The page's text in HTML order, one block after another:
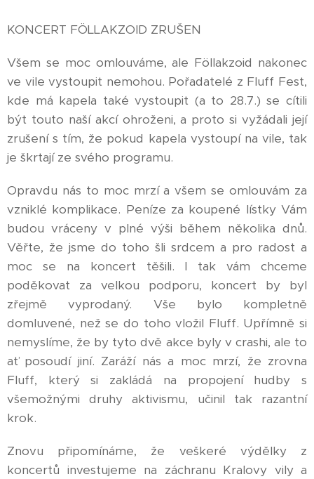
KONCERT FÖLLAKZOID ZRUŠEN ️
Všem se moc omlouváme, ale Föllakzoid nakonec
ve vile vystoupit nemohou. Pořadatelé z Fluff Fest,
kde má kapela také vystoupit (a to 28.7.) se cítili
být touto naší akcí ohroženi, a proto si vyžádali její
zrušení s tím, že pokud kapela vystoupí na vile, tak
je škrtají ze svého programu.
Opravdu nás to moc mrzí a všem se omlouvám za
vzniklé komplikace. Peníze za koupené lístky Vám
budou vráceny v plné výši během několika dnů.
Věřte, že jsme do toho šli srdcem a pro radost a
moc se na koncert těšili. I tak vám chceme
poděkovat za velkou podporu, koncert by byl
zřejmě vyprodaný. Vše bylo kompletně
domluvené, než se do toho vložil Fluff. Upřímně si
nemyslíme, že by tyto dvě akce byly v crashi, ale to
ať posoudí jiní. Zaráží nás a moc mrzí, že zrovna
Fluff, který si zakládá na propojení hudby s
všemožnými druhy aktivismu, učinil tak razantní
krok.
Znovu připomínáme, že veškeré výdělky z
koncertů investujeme na záchranu Kralovy vily a